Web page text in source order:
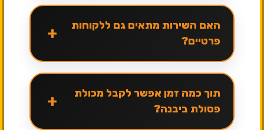
האם השירות מתאים גם ללקוחות
פרטיים?
+
תוך כמה זמן אפשר לקבל מכולת
פסולת ביבנה?
+